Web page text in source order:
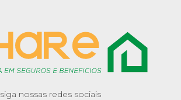
siga nossas redes sociais